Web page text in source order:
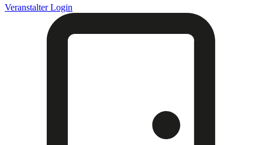
Veranstalter Login